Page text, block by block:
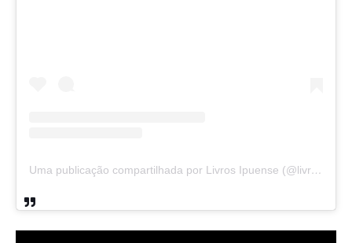
Uma publicação compartilhada por Livros Ipuense (@livraria.papelaria_ipuense)